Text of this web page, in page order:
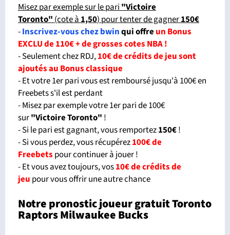
Misez par exemple sur le pari "Victoire
Toronto" (cote à 1,50) pour tenter de gagner150€
-Inscrivez-vous chez bwinqui offreun Bonus
EXCLU de 110€+ de grosses cotes NBA!
- Seulement chez RDJ,10€ de crédits de jeu sont
ajoutés au Bonus classique
- Et votre 1er pari vous est remboursé jusqu'à 100€ en
Freebets s'il est perdant
- Misez par exemple votre 1er pari de 100€
sur"Victoire Toronto" !
- Si le pari est gagnant, vous remportez150€!
- Si vous perdez, vous récupérez100€ de
Freebets pour continuer à jouer !
- Et vous avez toujours, vos10€ de crédits de
jeu pour vous offrir une autre chance
Notre pronostic joueur gratuit Toronto
Raptors Milwaukee Bucks